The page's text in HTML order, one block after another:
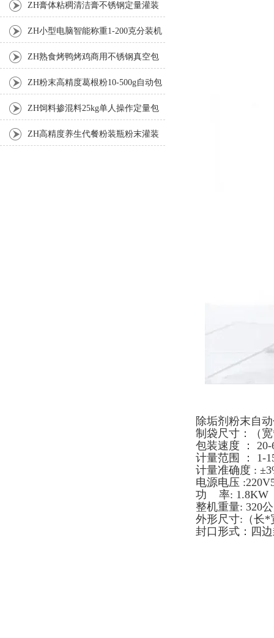
除垢剂粉末自
制袋尺寸：（
包装速度 ：
计量范围 ： 1-
计量准确度 :
电源电压
功 率: 1.8KW
整机重量: 320
外形尺寸:（长*
封口形式：四
ZH膏体粘稠清洁膏不锈钢定量灌装
机厂家 ZH小型电脑智能称重1-200克分装机
ZH熟食烤鸭烤鸡商用不锈钢真空包
装机 ZH粉末高精度葛根粉10-500g自动包
装机 ZH饲料掺混料25kg单人操作定量包
装机 ZH高精度养生代餐粉装瓶粉末灌装